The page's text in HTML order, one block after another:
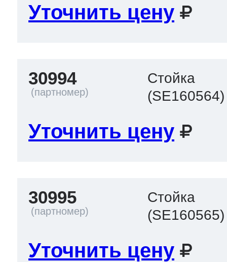
Уточнить цену
30994
Стойка
(SE160564)
Уточнить цену
30995
Стойка
(SE160565)
Уточнить цену